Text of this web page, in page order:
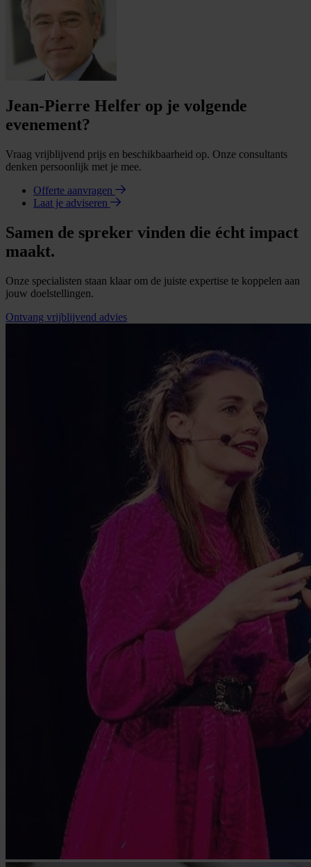
Jean-Pierre Helfer op je volgende
evenement?
Vraag vrijblijvend prijs en beschikbaarheid op. Onze consultants
denken persoonlijk met je mee.
Offerte aanvragen
Laat je adviseren
Samen de spreker vinden die écht impact
maakt.
Onze specialisten staan klaar om de juiste expertise te koppelen aan
jouw doelstellingen.
Ontvang vrijblijvend advies